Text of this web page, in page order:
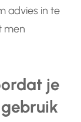
advies in te
men
je